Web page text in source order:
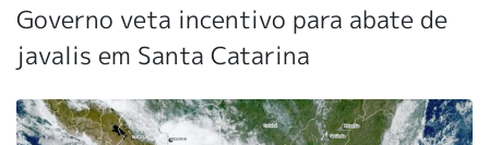
Governo veta incentivo para abate de
javalis em Santa Catarina